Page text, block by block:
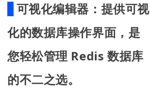
可视化编辑器 ：提供可视
化的数据库操作界面，是
您轻松管理 Redis 数据库
的不二之选。